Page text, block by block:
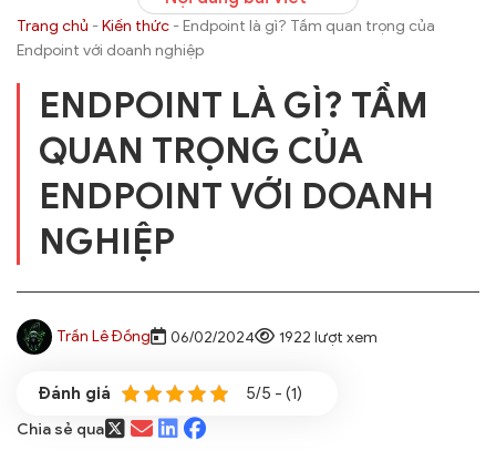
Trang chủ -Kiến thức -Endpoint là gì? Tầm quan trọng của
Endpoint với doanh nghiệp
ENDPOINT LÀ GÌ? TẦM
QUAN TRỌNG CỦA
ENDPOINT VỚI DOANH
NGHIỆP
Trần Lê Đồng 06/02/2024 1922 lượt xem
5/5 - (1)
Chia sẻ qua